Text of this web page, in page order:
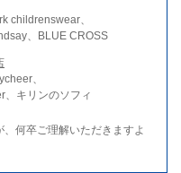
childrenswear、
、BLUE CROSS
、
キリンのソフィ
何卒ご理解いただきますよ